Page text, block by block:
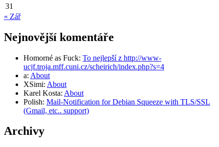
31
« Zář
Nejnovější komentáře
Homorné as Fuck: To nejlepší z http://www-
ucjf.troja.mff.cuni.cz/scheirich/index.php?s=4
a: About
XSimi: About
Karel Kosta: About
Polish: Mail-Notification for Debian Squeeze with TLS/SSL
(Gmail, etc.. support)
Archivy